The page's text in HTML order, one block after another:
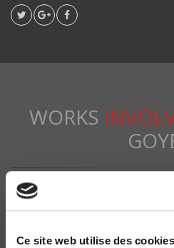
Ce site web utilise des cookies
WORKS